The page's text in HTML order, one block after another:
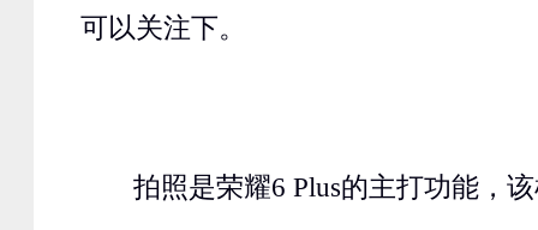
可以关注下。
拍照是荣耀6 Plus的主打功能，